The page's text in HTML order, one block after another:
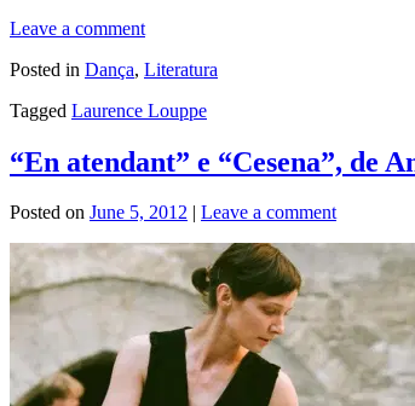
Leave a comment
Posted in Dança, Literatura
Tagged Laurence Louppe
“En atendant” e “Cesena”, de
Posted on June 5, 2012 | Leave a comment